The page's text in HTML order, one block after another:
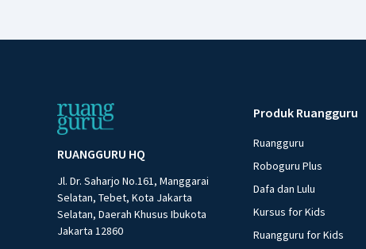
RUANGGURU HQ
Jl. Dr. Saharjo No.161, Manggarai
Selatan, Tebet, Kota Jakarta
Selatan, Daerah Khusus Ibukota
Jakarta 12860
Produk Ruangguru
Ruangguru
Roboguru Plus
Dafa dan Lulu
Kursus for Kids
Ruangguru for Kids